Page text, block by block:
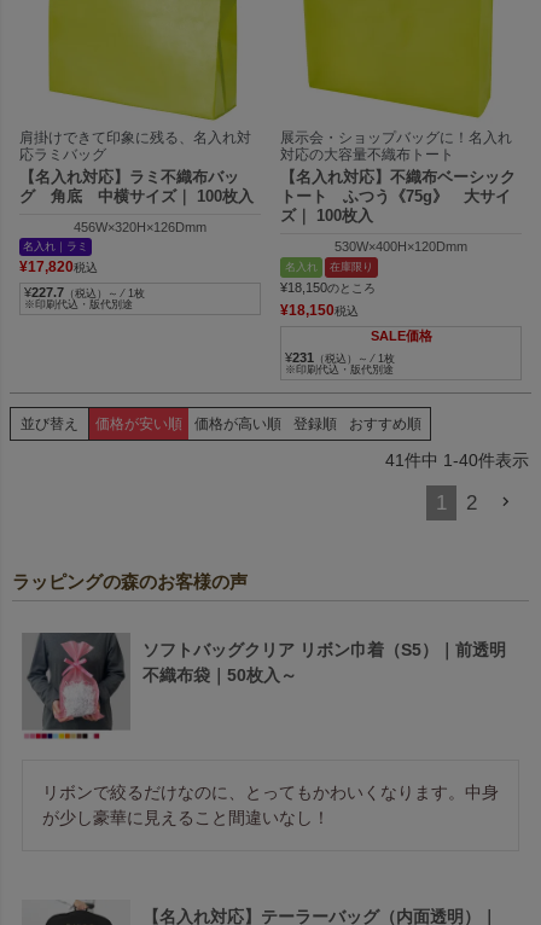
肩掛けできて印象に残る、名入れ対
応ラミバッグ
【名入れ対応】ラミ不織布バッ
グ 角底 中横サイズ｜ 100枚入
456W×320H×126Dmm
名入れ｜ラミ
¥17,820税込
¥227.7 （税込）～ ⁄ 1枚
※印刷代込・版代別途
展示会・ショップバッグに！名入れ
対応の大容量不織布トート
【名入れ対応】不織布ベーシック
トート ふつう《75g》 大サイ
ズ｜ 100枚入
530W×400H×120Dmm
名入れ 在庫限り
¥18,150のところ
¥18,150税込
SALE価格
¥231 （税込）～ ⁄ 1枚
※印刷代込・版代別途
並び替え 価格が安い順 価格が高い順 登録順 おすすめ順
41件中 1-40件表示
1 2
ラッピングの森のお客様の声
ソフトバッグクリア リボン巾着（S5）｜前透明
不織布袋｜50枚入～
リボンで絞るだけなのに、とってもかわいくなります。中身
が少し豪華に見えること間違いなし！
【名入れ対応】テーラーバッグ（内面透明）｜